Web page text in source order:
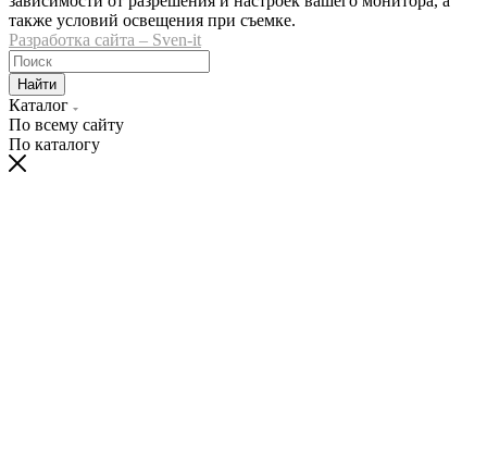
также условий освещения при съемке.
Разработка сайта – Sven-it
Найти
Каталог
По всему сайту
По каталогу